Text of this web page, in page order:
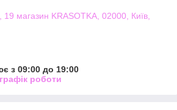
19 магазин KRASOTKA, 02000, Київ,
з 09:00 до 19:00
роботи